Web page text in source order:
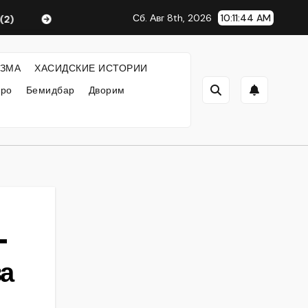
Любавический Ребе ФИЛОСОФИЯ ХАСИДИЗМА
Сб. Авг 8th, 2026 10:11:45 AM
ХАСИДСКИЕ ИСТОРИИ
Бемидбар Дворим